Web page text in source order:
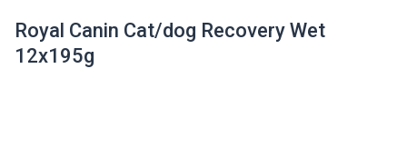
Royal Canin Cat/dog Recovery Wet
12x195g